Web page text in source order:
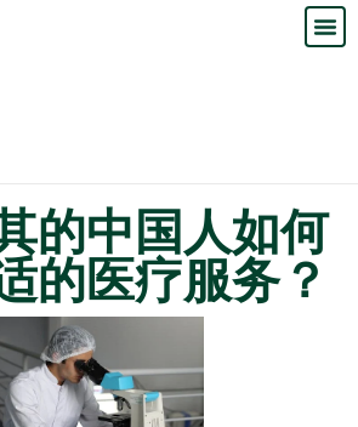
的中国人如何
的医疗服务？